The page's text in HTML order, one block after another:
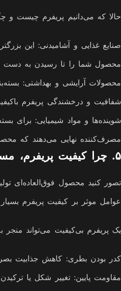
حالا که می‌دانیم پریفرم چیست و
صنایع غذایی و آشامیدنی: این
محصول شما را تا رسیدن به دست
محصولات آرایشی و بهداشتی:
شفافیت و درخشندگی پریفرم
شوینده‌ها و مواد شیمیایی: برای
مصرف‌کننده نهایی می‌دهند که
۵. چرا کیفیت پریفرم، مستقیماً بر اعتبار برند شما تأثیر می‌گذارد؟
تصور کنید محصول فوق‌العاده‌ای
عوامل موثر بر کیفیت پریفرم
یک پریفرم بی‌کیفیت می‌تواند منجر
کدر بودن بطری: کاهش جذابیت
مقاومت پایین: تغییر شکل یا